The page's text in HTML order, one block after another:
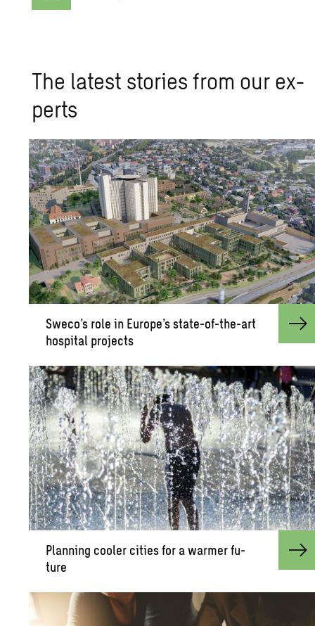
The lat­est sto­ries from our ex­
perts
Sweco’s role in Eu­rope’s state-of-the-art
hos­pi­tal pro­jects
Plan­ning cooler cities for a warmer fu­
ture